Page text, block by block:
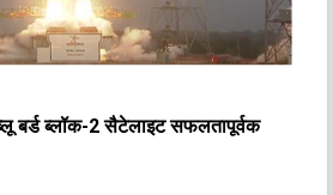
ब्लू बर्ड ब्लॉक-2 सैटेलाइट सफलतापूर्वक